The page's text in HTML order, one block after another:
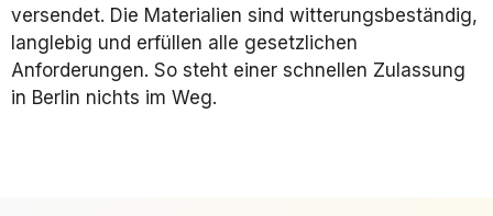
versendet. Die Materialien sind witterungsbeständig,
langlebig und erfüllen alle gesetzlichen
Anforderungen. So steht einer schnellen Zulassung
in Berlin nichts im Weg.